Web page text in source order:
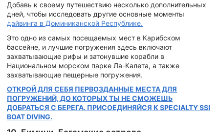
Добавь к своему путешествию несколько дополнительных
дней, чтобы исследовать другие основные моменты
дайвинга в Доминиканской Республике.
Это одно из самых посещаемых мест в Карибском
бассейне, и лучшие погружения здесь включают
захватывающие рифы и затонувшие корабли в
Национальном морском парке Ла-Калета, а также
захватывающие пещерные погружения.
ОТКРОЙ ДЛЯ СЕБЯ ПЕРВОЗДАННЫЕ МЕСТА ДЛЯ
ПОГРУЖЕНИЙ, ДО КОТОРЫХ ТЫ НЕ СМОЖЕШЬ
ДОБРАТЬСЯ С БЕРЕГА. ПРИСОЕДИНЯЙСЯ К SPECIALTY SSI
BOAT DIVING.